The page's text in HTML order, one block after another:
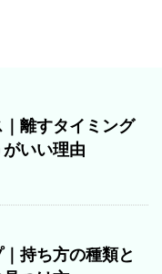
離すタイミング
いい理由
持ち方の種類と